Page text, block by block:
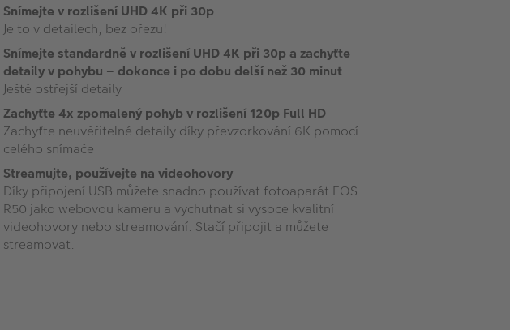
Snímejte v rozlišení UHD 4K při 30p
Je to v detailech, bez ořezu!
Snímejte standardně v rozlišení UHD 4K při 30p a zachyťte
detaily v pohybu – dokonce i po dobu delší než 30 minut
Ještě ostřejší detaily
Zachyťte 4x zpomalený pohyb v rozlišení 120p Full HD
Zachyťte neuvěřitelné detaily díky převzorkování 6K pomocí
celého snímače
Streamujte, používejte na videohovory
Díky připojení USB můžete snadno používat fotoaparát EOS
R50 jako webovou kameru a vychutnat si vysoce kvalitní
videohovory nebo streamování. Stačí připojit a můžete
streamovat.